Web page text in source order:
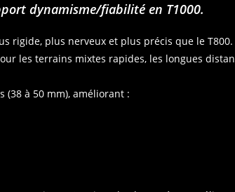
dynamisme/fiabilité en T1000.
rigide, plus nerveux et plus précis que le
les terrains mixtes rapides, les longues
(38 à 50 mm), améliorant :